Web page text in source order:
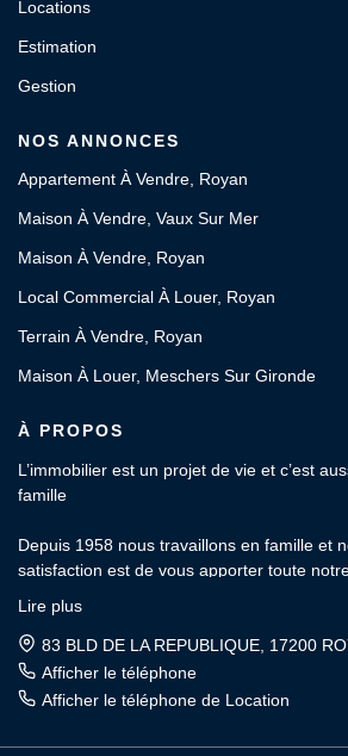
Locations
Estimation
Gestion
NOS ANNONCES
Appartement À Vendre, Royan
Maison À Vendre, Vaux Sur Mer
Maison À Vendre, Royan
Local Commercial À Louer, Royan
Terrain À Vendre, Royan
Maison À Louer, Meschers Sur Gironde
À PROPOS
L’immobilier est un projet de vie et c’est
famille
Depuis 1958 nous travaillons en famille et
satisfaction est de vous apporter toute
votre patrimoine.
OFFICE de la PROPRIÉTÉ : Votre agence
familiale depuis 3 générations.
Rencontrons-nous
Lire plus
83 BLD DE LA REPUBLIQUE, 17200
Afficher le téléphone
Afficher le téléphone de Location